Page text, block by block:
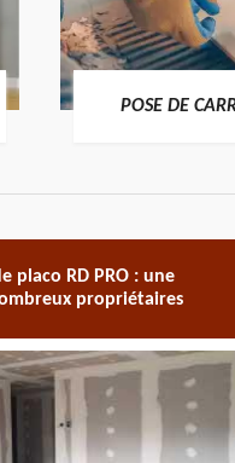
POSE DE
placo RD PRO : une
propriétaires